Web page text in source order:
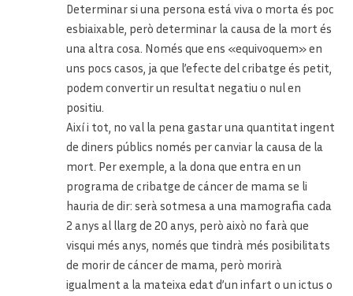
Determinar si una persona está viva o morta és poc
esbiaixable, però determinar la causa de la mort és
una altra cosa. Només que ens «equivoquem» en
uns pocs casos, ja que l’efecte del cribatge és petit,
podem convertir un resultat negatiu o nul en
positiu.
Així i tot, no val la pena gastar una quantitat ingent
de diners públics només per canviar la causa de la
mort. Per exemple, a la dona que entra en un
programa de cribatge de cáncer de mama se li
hauria de dir: serà sotmesa a una mamografia cada
2 anys al llarg de 20 anys, però això no farà que
visqui més anys, només que tindrà més posibilitats
de morir de cáncer de mama, però morirà
igualment a la mateixa edat d’un infart o un ictus o